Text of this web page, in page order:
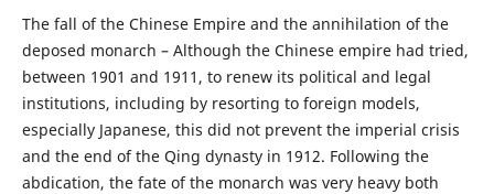
The fall of the Chinese Empire and the annihilation of the
deposed monarch – Although the Chinese empire had tried,
between 1901 and 1911, to renew its political and legal
institutions, including by resorting to foreign models,
especially Japanese, this did not prevent the imperial crisis
and the end of the Qing dynasty in 1912. Following the
abdication, the fate of the monarch was very heavy both